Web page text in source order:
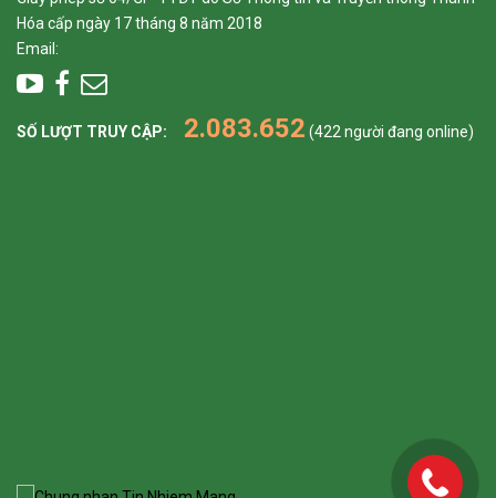
Hóa cấp ngày 17 tháng 8 năm 2018
Email:
SỐ LƯỢT TRUY CẬP: 2.083.652 (422 người đang online)